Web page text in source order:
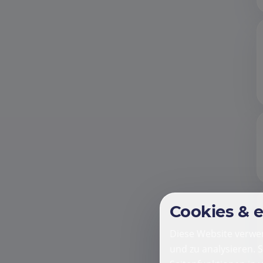
Cookies &
Diese Website
und zu analysieren.